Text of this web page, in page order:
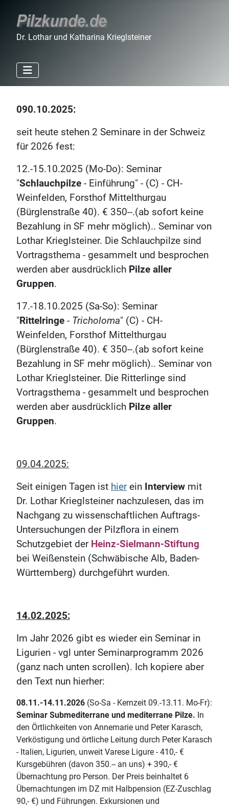
Dr. Lothar und Katharina Krieglsteiner
090.10.2025:
seit heute stehen 2 Seminare in der Schweiz
für 2026 fest:
12.-15.10.2025 (Mo-Do): Seminar
"Schlauchpilze - Einführung" - (C) - CH-
Weinfelden, Forsthof Mittelthurgau
(Bürglenstraße 40). € 350--.(ab sofort keine
Bezahlung in SF mehr möglich).. Seminar von
Lothar Krieglsteiner. Die Schlauchpilze sind
Vortragsthema - gesammelt und besprochen
werden aber ausdrücklich Pilze aller
Gruppen.
17.-18.10.2025 (Sa-So): Seminar
" Rittelringe - Tricholoma" (C) - CH-
Weinfelden, Forsthof Mittelthurgau
(Bürglenstraße 40). € 350--.(ab sofort keine
Bezahlung in SF mehr möglich).. Seminar von
Lothar Krieglsteiner. Die Ritterlinge sind
Vortragsthema - gesammelt und besprochen
werden aber ausdrücklich Pilze aller
Gruppen.
09.04.2025:
Seit einigen Tagen ist hierein Interview mit
Dr. Lothar Krieglsteiner nachzulesen, das im
Nachgang zu wissenschaftlichen Auftrags-
Untersuchungen der Pilzflora in einem
Schutzgebiet der Heinz-Sielmann-Stiftung
bei Weißenstein (Schwäbische Alb, Baden-
Württemberg) durchgeführt wurden.
14.02.2025:
Im Jahr 2026 gibt es wieder ein Seminar in
Ligurien - vgl unter Seminarprogramm 2026
(ganz nach unten scrollen). Ich kopiere aber
den Text nun hierher:
08.11.-14.11.2026 (So-Sa - Kernzeit 09.-13.11. Mo-Fr):
Seminar Submediterrane und mediterrane Pilze. In
den Örtlichkeiten von Annemarie und Peter Karasch,
Verköstigung und örtliche Leitung durch Peter Karasch
- Italien, Ligurien, unweit Varese Ligure - 410,- €
Kursgebühren (davon 350.-- an uns) + 390,- €
Übernachtung pro Person. Der Preis beinhaltet 6
Übernachtungen im DZ mit Halbpension (EZ-Zuschlag
90,- €) und Führungen. Exkursionen und